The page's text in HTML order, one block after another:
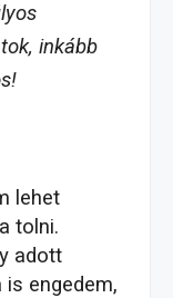
inkább
lehet
tolni.
adott
engedem,